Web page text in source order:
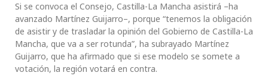
Si se convoca el Consejo, Castilla-La Mancha asistirá –ha
avanzado Martínez Guijarro–, porque “tenemos la obligación
de asistir y de trasladar la opinión del Gobierno de Castilla-La
Mancha, que va a ser rotunda”, ha subrayado Martínez
Guijarro, que ha afirmado que si ese modelo se somete a
votación, la región votará en contra.